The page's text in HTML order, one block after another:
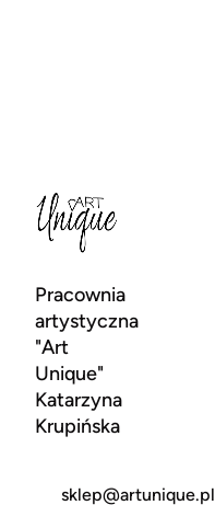
Pracownia
artystyczna
"Art
Unique"
Katarzyna
Krupińska
sklep@artunique.pl